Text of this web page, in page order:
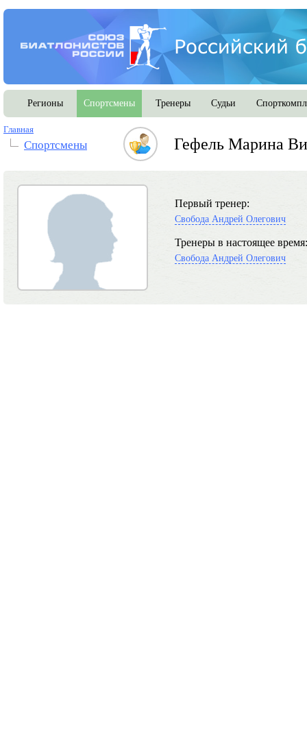
Регионы Спортсмены Тренеры Судьи
Главная
Спортсмены Гефель Марина
Первый тренер:
Свобода Андрей Олегович
Тренеры в настоящее время:
Свобода Андрей Олегович